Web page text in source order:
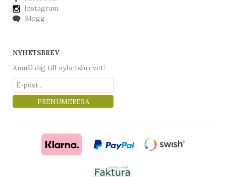
Instagram
Blogg
NYHETSBREV
Anmäl dig till nyhetsbrevet!
PRENUMERERA